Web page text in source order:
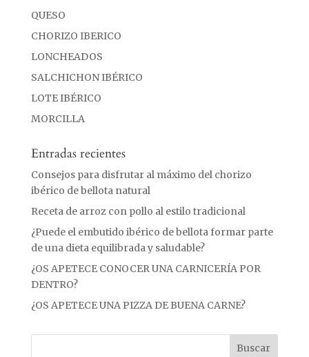
QUESO
CHORIZO IBERICO
LONCHEADOS
SALCHICHON IBÉRICO
LOTE IBÉRICO
MORCILLA
Entradas recientes
Consejos para disfrutar al máximo del chorizo
ibérico de bellota natural
Receta de arroz con pollo al estilo tradicional
¿Puede el embutido ibérico de bellota formar parte
de una dieta equilibrada y saludable?
¿OS APETECE CONOCER UNA CARNICERÍA POR
DENTRO?
¿OS APETECE UNA PIZZA DE BUENA CARNE?